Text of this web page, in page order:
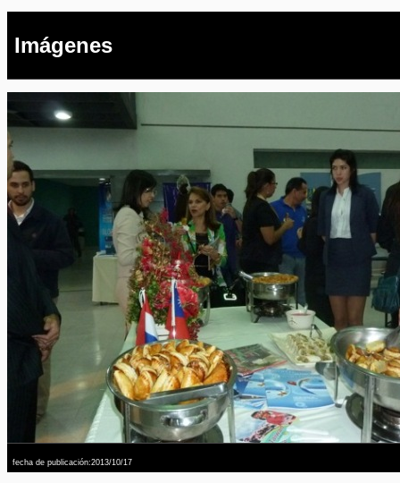
Imágenes
fecha de publicación:2013/10/17